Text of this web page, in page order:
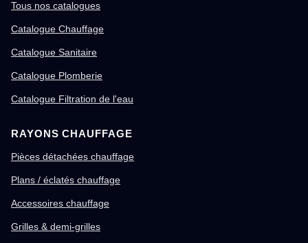
Tous nos catalogues
Catalogue Chauffage
Catalogue Sanitaire
Catalogue Plomberie
Catalogue Filtration de l'eau
RAYONS CHAUFFAGE
Pièces détachées chauffage
Plans / éclatés chauffage
Accessoires chauffage
Grilles & demi-grilles